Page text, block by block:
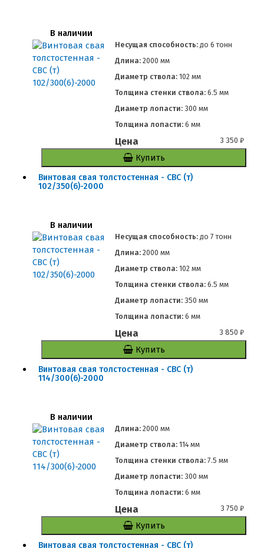
В наличии
Несущая способность: до 6 тонн
Длина:2000 мм
Диаметр ствола:102 мм
Толщина стенки ствола:6.5 мм
Диаметр лопасти:300 мм
Толщина лопасти:6 мм
Цена 3 350₽
Купить
Винтовая свая толстостенная - СВС (т)
102/350(6)-2000
В наличии
Несущая способность: до 7 тонн
Длина:2000 мм
Диаметр ствола:102 мм
Толщина стенки ствола:6.5 мм
Диаметр лопасти:350 мм
Толщина лопасти:6 мм
Цена 3 850₽
Купить
Винтовая свая толстостенная - СВС (т)
114/300(6)-2000
В наличии
Длина:2000 мм
Диаметр ствола:114 мм
Толщина стенки ствола:7.5 мм
Диаметр лопасти:300 мм
Толщина лопасти:6 мм
Цена 3 750₽
Купить
Винтовая свая толстостенная - СВС (т)